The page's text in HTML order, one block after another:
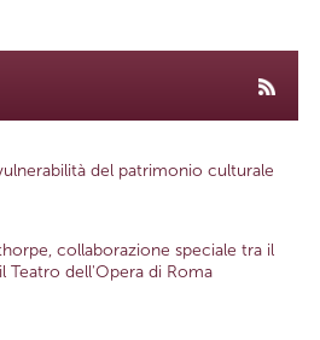
del patrimonio culturale
collaborazione speciale tra il
Teatro dell'Opera di Roma